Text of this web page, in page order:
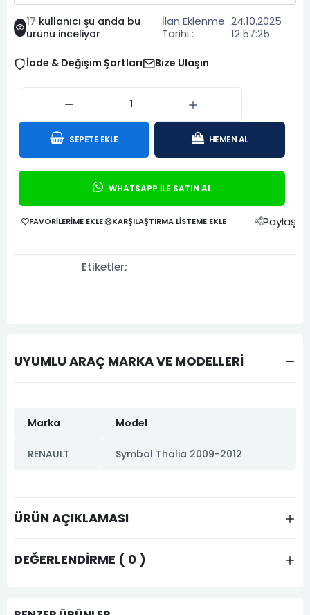
17 kullanıcı şu anda bu
ürünü inceliyor
İlan Eklenme
Tarihi :
24.10.2025
12:57:25
İade & Değişim Şartları Bize Ulaşın
SEPETE EKLE HEMEN AL
WHATSAPP İLE SATIN AL
FAVORILERIME EKLE KARŞILAŞTIRMA LISTEME EKLE Paylaş
Etiketler:
UYUMLU ARAÇ MARKA VE MODELLERİ
Marka Model
RENAULT Symbol Thalia 2009-2012
ÜRÜN AÇIKLAMASI
DEĞERLENDIRME ( 0 )